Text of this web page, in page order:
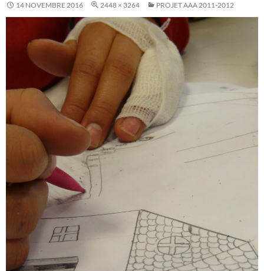
14 NOVEMBRE 2016 2448 × 3264 PROJET AAA 2011-2012